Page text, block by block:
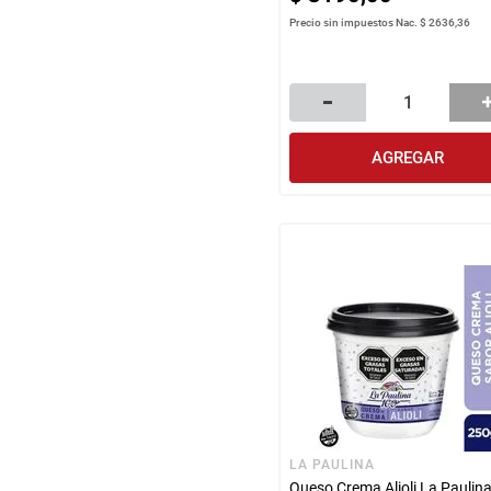
Precio sin impuestos Nac.$ 2636,36
AGREGAR
LA PAULINA